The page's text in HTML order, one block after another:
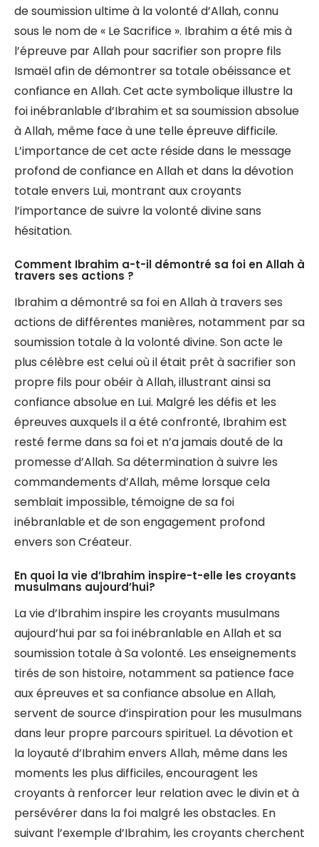
de soumission ultime à la volonté d’Allah, connu
sous le nom de « Le Sacrifice ». Ibrahim a été mis à
l’épreuve par Allah pour sacrifier son propre fils
Ismaël afin de démontrer sa totale obéissance et
confiance en Allah. Cet acte symbolique illustre la
foi inébranlable d’Ibrahim et sa soumission absolue
à Allah, même face à une telle épreuve difficile.
L’importance de cet acte réside dans le message
profond de confiance en Allah et dans la dévotion
totale envers Lui, montrant aux croyants
l’importance de suivre la volonté divine sans
hésitation.
Comment Ibrahim a-t-il démontré sa foi en Allah à
travers ses actions ?
Ibrahim a démontré sa foi en Allah à travers ses
actions de différentes manières, notamment par sa
soumission totale à la volonté divine. Son acte le
plus célèbre est celui où il était prêt à sacrifier son
propre fils pour obéir à Allah, illustrant ainsi sa
confiance absolue en Lui. Malgré les défis et les
épreuves auxquels il a été confronté, Ibrahim est
resté ferme dans sa foi et n’a jamais douté de la
promesse d’Allah. Sa détermination à suivre les
commandements d’Allah, même lorsque cela
semblait impossible, témoigne de sa foi
inébranlable et de son engagement profond
envers son Créateur.
En quoi la vie d’Ibrahim inspire-t-elle les croyants
musulmans aujourd’hui?
La vie d’Ibrahim inspire les croyants musulmans
aujourd’hui par sa foi inébranlable en Allah et sa
soumission totale à Sa volonté. Les enseignements
tirés de son histoire, notamment sa patience face
aux épreuves et sa confiance absolue en Allah,
servent de source d’inspiration pour les musulmans
dans leur propre parcours spirituel. La dévotion et
la loyauté d’Ibrahim envers Allah, même dans les
moments les plus difficiles, encouragent les
croyants à renforcer leur relation avec le divin et à
persévérer dans la foi malgré les obstacles. En
suivant l’exemple d’Ibrahim, les croyants cherchent